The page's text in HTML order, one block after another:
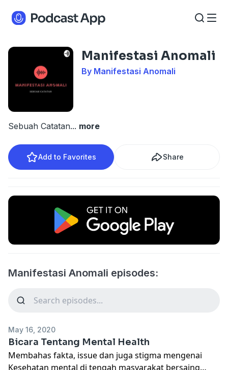
Manifestasi Anomali
By Manifestasi Anomali
Sebuah Catatan... more
Add to Favorites Share
Manifestasi Anomali episodes:
May 16, 2020
Bicara Tentang Mental Health
Membahas fakta, issue dan juga stigma mengenai
Kesehatan mental di tengah masyarakat bersaing